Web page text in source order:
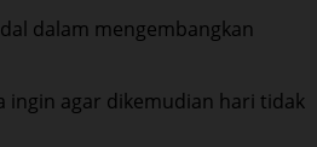
dalam mengembangkan
ingin agar dikemudian hari tidak